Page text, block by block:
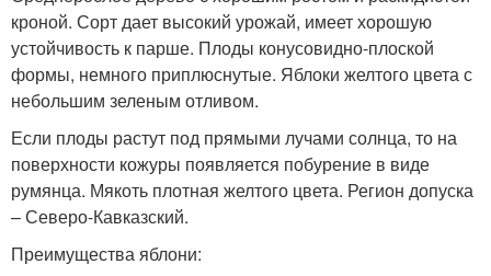
кроной. Сорт дает высокий урожай, имеет хорошую
устойчивость к парше. Плоды конусовидно-плоской
формы, немного приплюснутые. Яблоки желтого цвета с
небольшим зеленым отливом.
Если плоды растут под прямыми лучами солнца, то на
поверхности кожуры появляется побурение в виде
румянца. Мякоть плотная желтого цвета. Регион допуска
– Северо-Кавказский.
Преимущества яблони: